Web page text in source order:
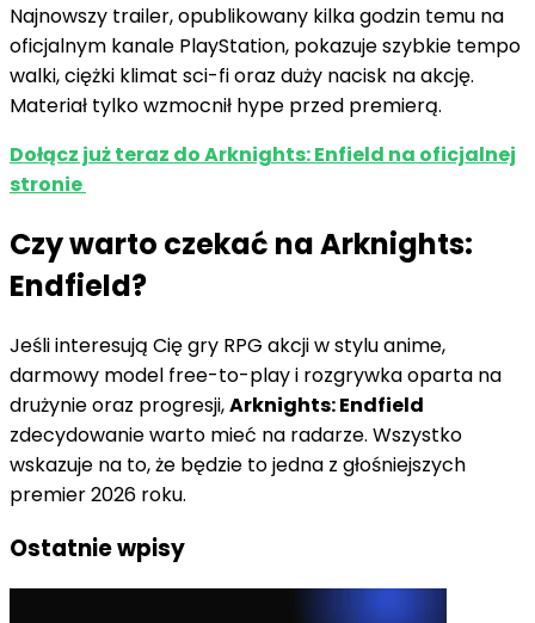
Najnowszy trailer, opublikowany kilka godzin temu na
oficjalnym kanale PlayStation, pokazuje szybkie tempo
walki, ciężki klimat sci-fi oraz duży nacisk na akcję.
Materiał tylko wzmocnił hype przed premierą.
Dołącz już teraz do Arknights: Enfield na oficjalnej
stronie
Czy warto czekać na Arknights:
Endfield?
Jeśli interesują Cię gry RPG akcji w stylu anime,
darmowy model free-to-play i rozgrywka oparta na
drużynie oraz progresji,Arknights: Endfield
zdecydowanie warto mieć na radarze. Wszystko
wskazuje na to, że będzie to jedna z głośniejszych
premier 2026 roku.
Ostatnie wpisy